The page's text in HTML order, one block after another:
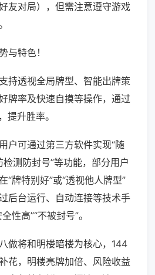
友对局），但需注意遵守游戏
与特色！
持透视全局牌型、智能出牌策
牌率及快速自摸等操作，通过
提升胜率。
户可通过第三方软件实现“随
检测防封号”等功能，部分用户
“牌特别好”或“透视他人牌型”
后台运行、自动连接等技术手
性高”“不被封号”。
做将和明楼暗楼为核心，144
花，明楼亮牌加倍、风险收益